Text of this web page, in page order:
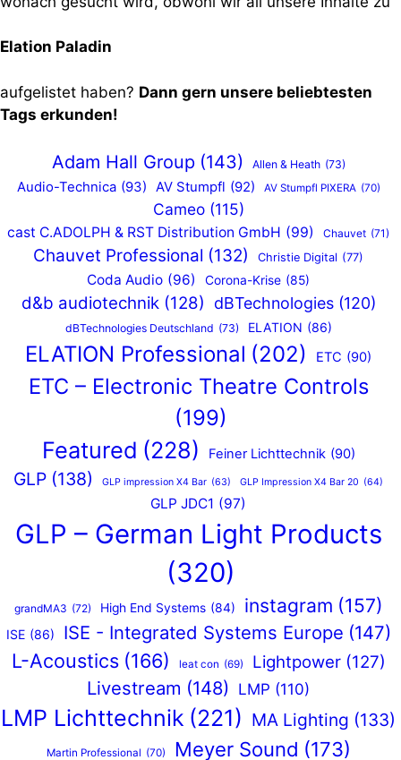
Elation Paladin
aufgelistet haben? Dann gern unsere beliebtesten
Tags erkunden!
Adam Hall Group (143) Allen & Heath (73)
Audio-Technica (93) AV Stumpfl (92) AV Stumpfl PIXERA (70)
Cameo (115)
cast C.ADOLPH & RST Distribution GmbH (99) Chauvet (71)
Chauvet Professional (132) Christie Digital (77)
Coda Audio (96) Corona-Krise (85)
d&b audiotechnik (128) dBTechnologies (120)
dBTechnologies Deutschland (73) ELATION (86)
ELATION Professional (202) ETC (90)
ETC – Electronic Theatre Controls
(199)
Featured (228) Feiner Lichttechnik (90)
GLP (138) GLP impression X4 Bar (63) GLP Impression X4 Bar 20 (64)
GLP JDC1 (97)
GLP – German Light Products
(320)
grandMA3 (72) High End Systems (84) instagram (157)
ISE (86) ISE - Integrated Systems Europe (147)
L-Acoustics (166) leat con (69) Lightpower (127)
Livestream (148) LMP (110)
LMP Lichttechnik (221) MA Lighting (133)
Martin Professional (70) Meyer Sound (173)